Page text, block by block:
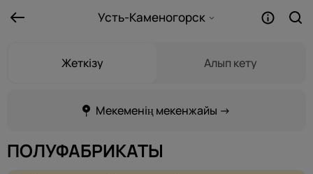
Усть-Каменогорск
Жеткізу Алып кету
Мекеменің мекенжайы →
ПОЛУФАБРИКАТЫ